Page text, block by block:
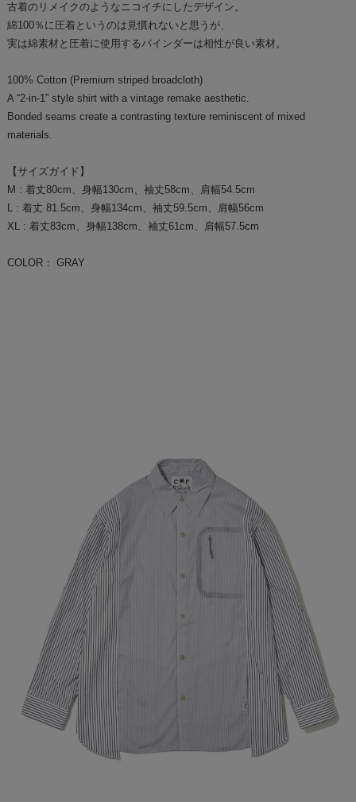
古着のリメイクのようなニコイチにしたデザイン。
綿100％に圧着というのは見慣れないと思うが、
実は綿素材と圧着に使用するバインダーは相性が良い素材。
100% Cotton (Premium striped broadcloth)
A “2-in-1” style shirt with a vintage remake aesthetic.
Bonded seams create a contrasting texture reminiscent of mixed
materials.
【サイズガイド】
M : 着丈80cm、身幅130cm、袖丈58cm、肩幅54.5cm
L : 着丈 81.5cm、身幅134cm、袖丈59.5cm、肩幅56cm
XL : 着丈83cm、身幅138cm、袖丈61cm、肩幅57.5cm
COLOR： GRAY